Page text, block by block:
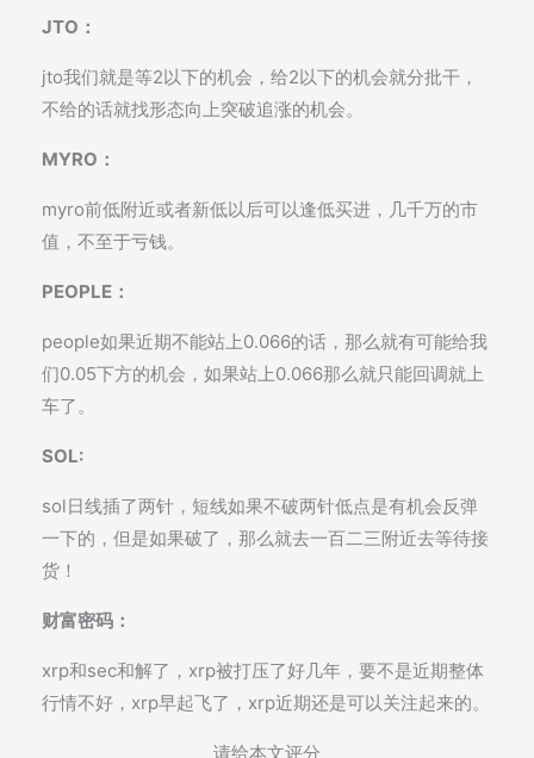
JTO：
jto我们就是等2以下的机会，给2以下的机会就分批干，
不给的话就找形态向上突破追涨的机会。
MYRO：
myro前低附近或者新低以后可以逢低买进，几千万的市
值，不至于亏钱。
PEOPLE：
people如果近期不能站上0.066的话，那么就有可能给我
们0.05下方的机会，如果站上0.066那么就只能回调就上
车了。
SOL:
sol日线插了两针，短线如果不破两针低点是有机会反弹
一下的，但是如果破了，那么就去一百二三附近去等待接
货！
财富密码：
xrp和sec和解了，xrp被打压了好几年，要不是近期整体
行情不好，xrp早起飞了，xrp近期还是可以关注起来的。
请给本文评分